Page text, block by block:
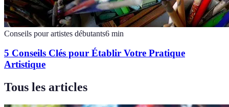
Conseils pour artistes débutants6 min
5 Conseils Clés pour Établir Votre Pratique
Artistique
Tous les articles